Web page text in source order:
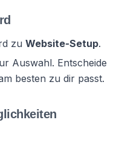
zu Website-Setup.
Auswahl. Entscheide
besten zu dir passt.